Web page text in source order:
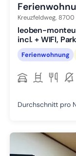
Kreuzfeldweg, 8700
leoben-
incl. + WIFI,
Ferienwohnung
Durchschnitt pro